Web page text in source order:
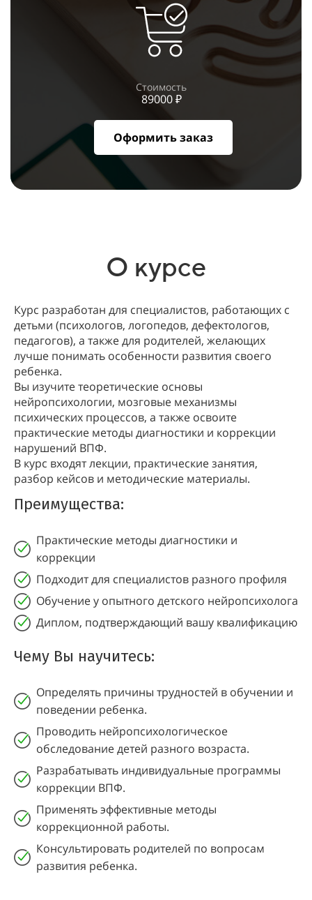
Стоимость
89000 ₽
Оформить заказ
О курсе
Курс разработан для специалистов, работающих с
детьми (психологов, логопедов, дефектологов,
педагогов), а также для родителей, желающих
лучше понимать особенности развития своего
ребенка.
Вы изучите теоретические основы
нейропсихологии, мозговые механизмы
психических процессов, а также освоите
практические методы диагностики и коррекции
нарушений ВПФ.
В курс входят лекции, практические занятия,
разбор кейсов и методические материалы.
Преимущества:
Практические методы диагностики и
коррекции
Подходит для специалистов разного профиля
Обучение у опытного детского нейропсихолога
Диплом, подтверждающий вашу квалификацию
Чему Вы научитесь:
Определять причины трудностей в обучении и
поведении ребенка.
Проводить нейропсихологическое
обследование детей разного возраста.
Разрабатывать индивидуальные программы
коррекции ВПФ.
Применять эффективные методы
коррекционной работы.
Консультировать родителей по вопросам
развития ребенка.